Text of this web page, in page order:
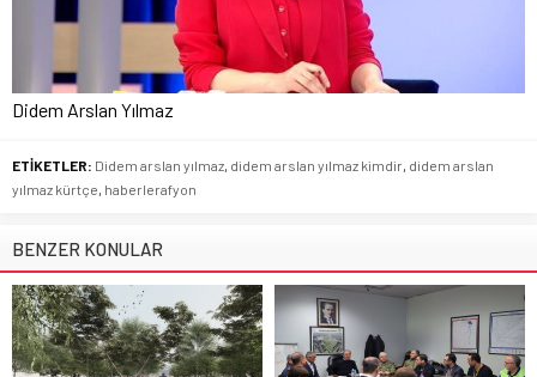
Didem Arslan Yılmaz
ETİKETLER: Didem arslan yılmaz didem arslan yılmaz kimdir didem arslan
yılmaz kürtçe haberlerafyon
BENZER KONULAR